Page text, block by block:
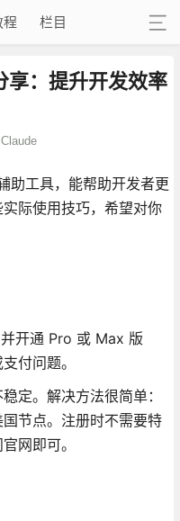
程 栏目
：提升开发效率
Claude
助工具，能帮助开发者更
际使用技巧，希望对你
开通 Pro 或 Max 版
付问题。
定。解决方法很简单：
节点。注册时不需要特
网即可。